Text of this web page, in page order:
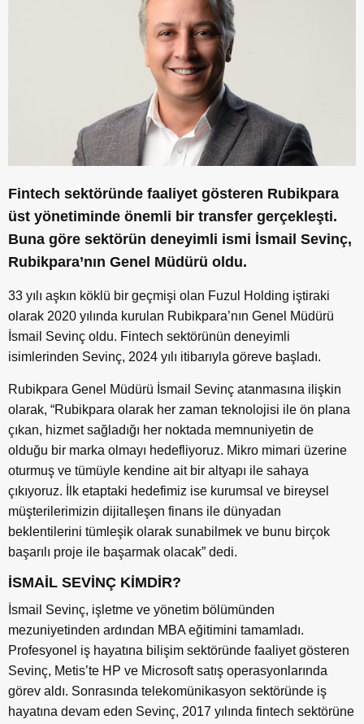
Fintech sektöründe faaliyet gösteren Rubikpara
üst yönetiminde önemli bir transfer gerçekleşti.
Buna göre sektörün deneyimli ismi İsmail Sevinç,
Rubikpara’nın Genel Müdürü oldu.
33 yılı aşkın köklü bir geçmişi olan Fuzul Holding iştiraki
olarak 2020 yılında kurulan Rubikpara’nın Genel Müdürü
İsmail Sevinç oldu. Fintech sektörünün deneyimli
isimlerinden Sevinç, 2024 yılı itibarıyla göreve başladı.
Rubikpara Genel Müdürü İsmail Sevinç atanmasına ilişkin
olarak, “Rubikpara olarak her zaman teknolojisi ile ön plana
çıkan, hizmet sağladığı her noktada memnuniyetin de
olduğu bir marka olmayı hedefliyoruz. Mikro mimari üzerine
oturmuş ve tümüyle kendine ait bir altyapı ile sahaya
çıkıyoruz. İlk etaptaki hedefimiz ise kurumsal ve bireysel
müşterilerimizin dijitalleşen finans ile dünyadan
beklentilerini tümleşik olarak sunabilmek ve bunu birçok
başarılı proje ile başarmak olacak” dedi.
İSMAİL SEVİNÇ KİMDİR?
İsmail Sevinç, işletme ve yönetim bölümünden
mezuniyetinden ardından MBA eğitimini tamamladı.
Profesyonel iş hayatına bilişim sektöründe faaliyet gösteren
Sevinç, Metis’te HP ve Microsoft satış operasyonlarında
görev aldı. Sonrasında telekomünikasyon sektöründe iş
hayatına devam eden Sevinç, 2017 yılında fintech sektörüne